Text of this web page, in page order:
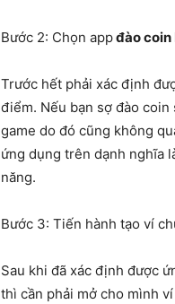
Bước 2: Chọn appđào
Trước hết phải xác định
điểm. Nếu bạn sợ đào
game do đó cũng không
ứng dụng trên dạnh nghĩa
năng.
Bước 3: Tiến hành tạo ví
Sau khi đã xác định được
thì cần phải mở cho mình